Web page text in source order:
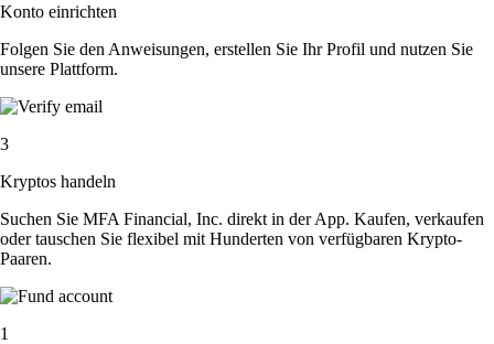
Konto einrichten
Folgen Sie den Anweisungen, erstellen Sie Ihr Profil und nutzen Sie
unsere Plattform.
3
Kryptos handeln
Suchen Sie MFA Financial, Inc. direkt in der App. Kaufen, verkaufen
oder tauschen Sie flexibel mit Hunderten von verfügbaren Krypto-
Paaren.
1